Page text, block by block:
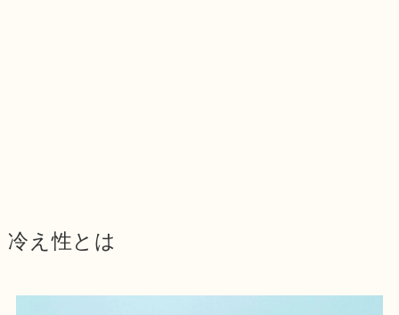
冷え性とは